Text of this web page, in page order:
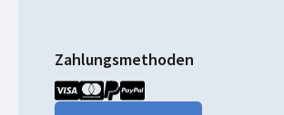
Zahlungsmethoden